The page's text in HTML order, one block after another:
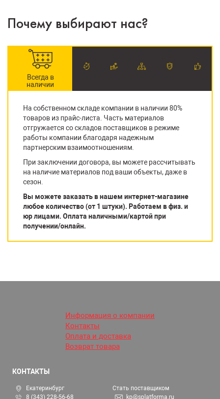
Почему выбирают нас?
Всегда в
наличии
На собственном складе компании в наличии 80%
товаров из прайс-листа. Часть материалов
отгружается со складов поставщиков в режиме
работы компании благодаря надежным
партнерским взаимоотношениям.
При заключении договора, вы можете рассчитывать
на наличие материалов под ваши объекты, даже в
сезон.
Вы можете заказать в нашем интернет-магазине
любое количество (от 1 штуки). Работаем в физ. и
юр лицами. Оплата наличными/картой при
получении/онлайн.
Информация о компании
Контакты
Оплата и доставка
Возврат товара
КОНТАКТЫ
Екатеринбург
8 (343) 228-56-68
Стать поставщиком
kp@splatforma.ru